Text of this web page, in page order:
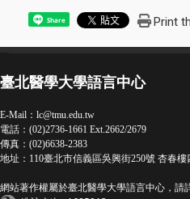
Share Print
臺北醫學大學語言中心
E-Mail： lc@tmu.edu.tw
電話：(02)2736-1661 Ext.2662/2679
傳真：(02)6638-2383
地址：110臺北市信義區吳興街250號 杏春
網站著作權屬於臺北醫學大學語言中心，請